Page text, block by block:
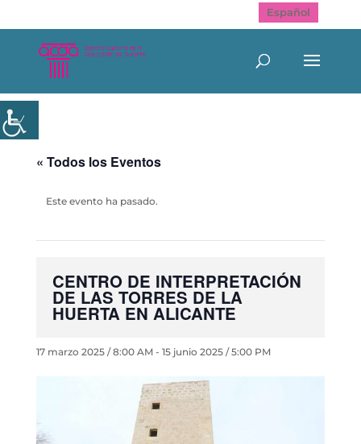
Español
« Todos los Eventos
Este evento ha pasado.
CENTRO DE INTERPRETACIÓN
DE LAS TORRES DE LA
HUERTA EN ALICANTE
17 marzo 2025 / 8:00 AM- 15 junio 2025 / 5:00 PM